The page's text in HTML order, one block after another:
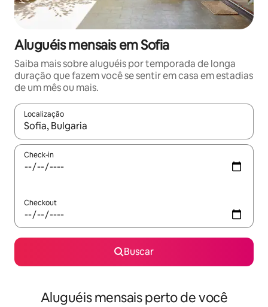
Aluguéis mensais em Sofia
Saiba mais sobre aluguéis por temporada de longa
duração que fazem você se sentir em casa em estadias
de um mês ou mais.
Localização
Quando os resultados estiverem disponíveis, explore-os
Check-in
Checkout
Buscar
Aluguéis mensais perto de você